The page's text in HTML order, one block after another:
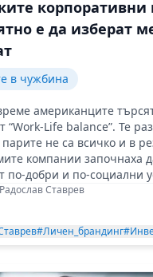
корпоративни
е да изберат
в чужбина
американците
“Work-Life balance”. Те
не са всичко и в
компании започнаха
по-добри и по-социални
Ставрев
#Личен_брандинг